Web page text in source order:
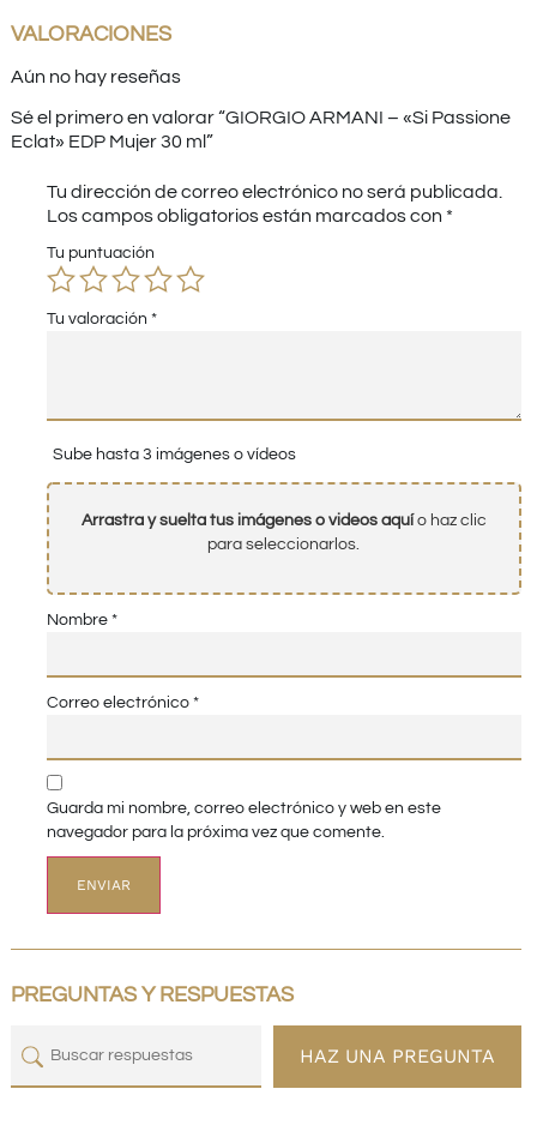
VALORACIONES
Aún no hay reseñas
Sé el primero en valorar “GIORGIO ARMANI – «Si Passione
Eclat» EDP Mujer 30 ml”
Tu dirección de correo electrónico no será publicada.
Los campos obligatorios están marcados con *
Tu puntuación
Tu valoración *
Sube hasta 3 imágenes o vídeos
Arrastra y suelta tus imágenes o videos aquío haz clic
para seleccionarlos.
Nombre *
Correo electrónico *
Guarda mi nombre, correo electrónico y web en este
navegador para la próxima vez que comente.
PREGUNTAS Y RESPUESTAS
HAZ UNA PREGUNTA